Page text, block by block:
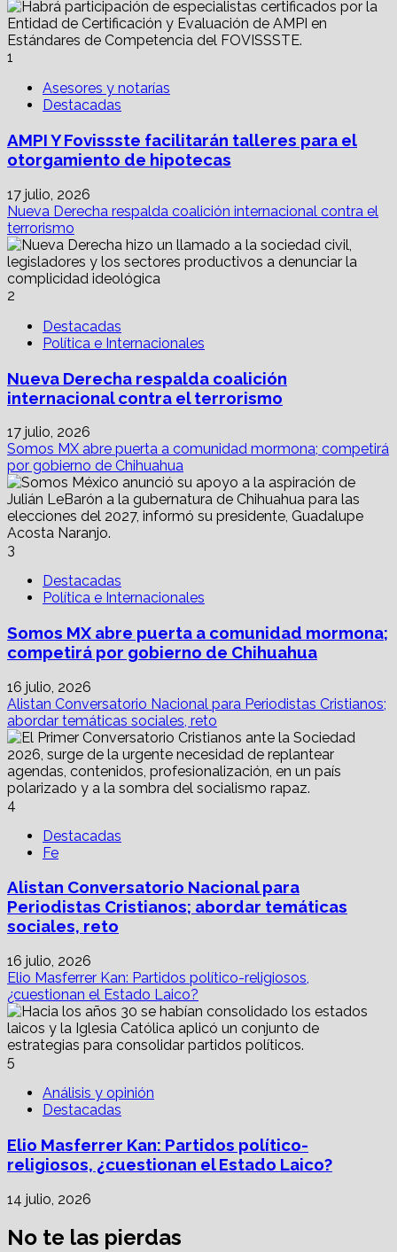
1
Asesores y notarías
Destacadas
AMPI Y Fovissste facilitarán talleres para el
otorgamiento de hipotecas
17 julio, 2026
Nueva Derecha respalda coalición internacional contra el
terrorismo
2
Destacadas
Política e Internacionales
Nueva Derecha respalda coalición
internacional contra el terrorismo
17 julio, 2026
Somos MX abre puerta a comunidad mormona; competirá
por gobierno de Chihuahua
3
Destacadas
Política e Internacionales
Somos MX abre puerta a comunidad mormona;
competirá por gobierno de Chihuahua
16 julio, 2026
Alistan Conversatorio Nacional para Periodistas Cristianos;
abordar temáticas sociales, reto
4
Destacadas
Fe
Alistan Conversatorio Nacional para
Periodistas Cristianos; abordar temáticas
sociales, reto
16 julio, 2026
Elio Masferrer Kan: Partidos político-religiosos,
¿cuestionan el Estado Laico?
5
Análisis y opinión
Destacadas
Elio Masferrer Kan: Partidos político-
religiosos, ¿cuestionan el Estado Laico?
14 julio, 2026
No te las pierdas